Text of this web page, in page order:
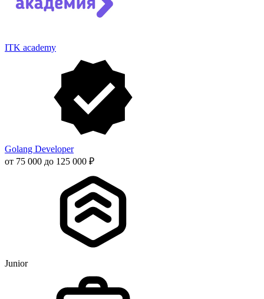
ITK academy
Golang Developer
от 75 000 до 125 000 ₽
Junior